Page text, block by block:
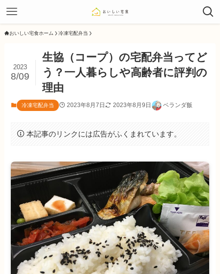
おいしい宅食ホーム 冷凍宅配弁当
生協（コープ）の宅配弁当ってど
う？一人暮らしや高齢者に評判の
理由
2023
8/09
冷凍宅配弁当 2023年8月7日 2023年8月9日 ベランダ飯
本記事のリンクには広告がふくまれています。